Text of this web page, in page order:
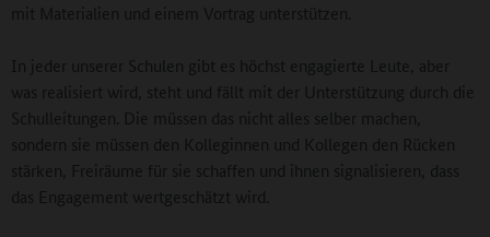
mit Materialien und einem Vortrag unterstützen.
In jeder unserer Schulen gibt es höchst engagierte Leute, aber
was realisiert wird, steht und fällt mit der Unterstützung durch die
Schulleitungen. Die müssen das nicht alles selber machen,
sondern sie müssen den Kolleginnen und Kollegen den Rücken
stärken, Freiräume für sie schaffen und ihnen signalisieren, dass
das Engagement wertgeschätzt wird.